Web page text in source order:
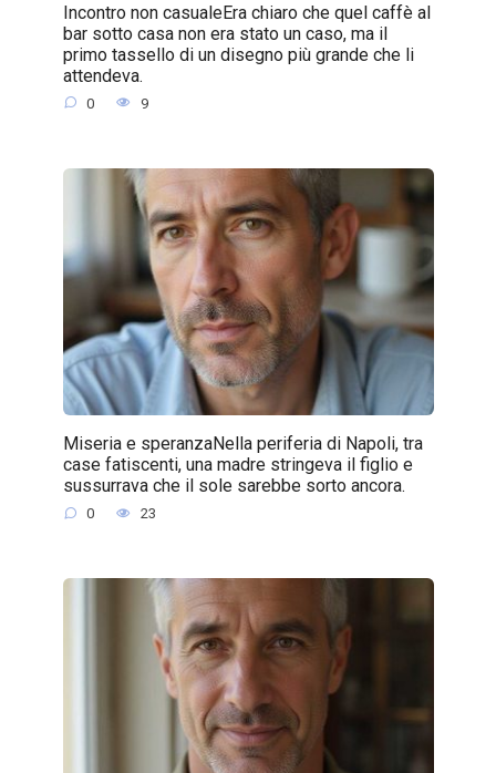
Incontro non casualeEra chiaro che quel caffè al
bar sotto casa non era stato un caso, ma il
primo tassello di un disegno più grande che li
attendeva.
0 9
Miseria e speranzaNella periferia di Napoli, tra
case fatiscenti, una madre stringeva il figlio e
sussurrava che il sole sarebbe sorto ancora.
0 23